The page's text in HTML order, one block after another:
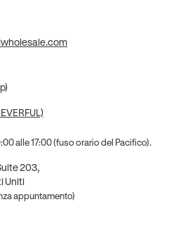
alle 17:00 (fuso orario del Pacifico).
203,
Uniti
appuntamento)